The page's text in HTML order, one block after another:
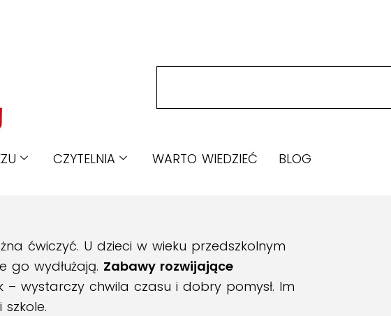
CZYTELNIA WARTO WIEDZIEĆ
BLOG
ćwiczyć. U dzieci w wieku przedszkolnym
go wydłużają. Zabawy rozwijające
wystarczy chwila czasu i dobry pomysł. Im